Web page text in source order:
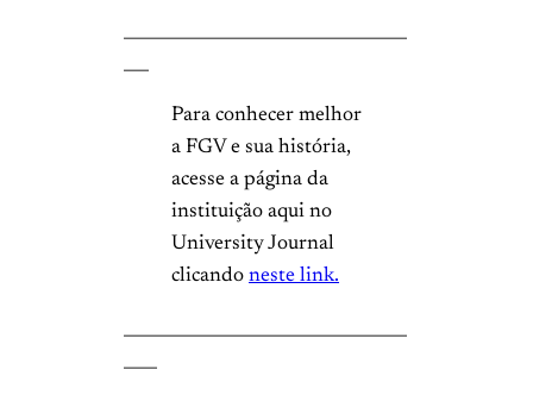
Para conhecer melhor
a FGV e sua história,
acesse a página da
instituição aqui no
University Journal
clicando neste link.